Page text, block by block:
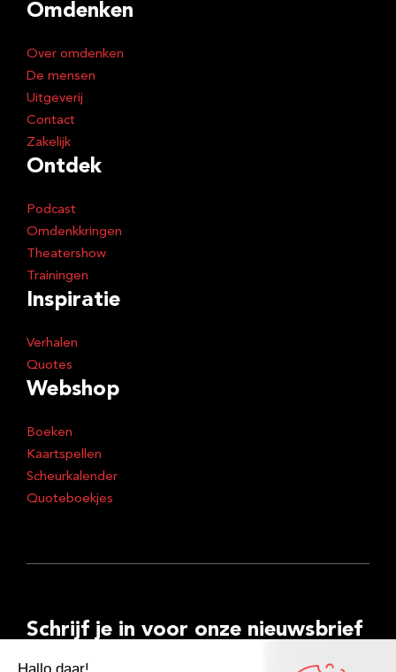
Omdenken
Over omdenken
De mensen
Uitgeverij
Contact
Zakelijk
Ontdek
Podcast
Omdenkkringen
Theatershow
Trainingen
Inspiratie
Verhalen
Quotes
Webshop
Boeken
Kaartspellen
Scheurkalender
Quoteboekjes
Schrijf je in voor onze nieuwsbrief